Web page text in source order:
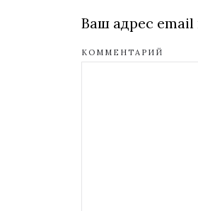
Ваш адрес email
КОММЕНТАРИЙ